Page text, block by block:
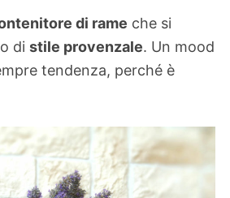
di rame che si
di stile provenzale. Un mood
tendenza, perché è